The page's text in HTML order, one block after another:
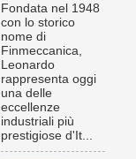
Fondata nel 1948
con lo storico
nome di
Finmeccanica,
Leonardo
rappresenta oggi
una delle
eccellenze
industriali più
prestigiose d'It...